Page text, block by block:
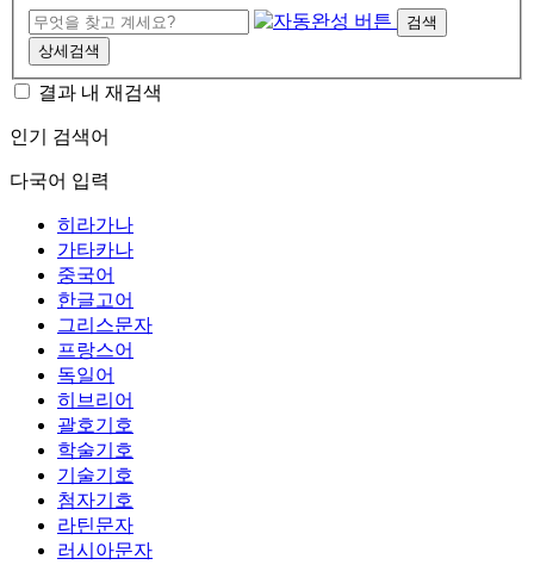
검색
상세검색
결과 내 재검색
인기 검색어
다국어 입력
히라가나
가타카나
중국어
한글고어
그리스문자
프랑스어
독일어
히브리어
괄호기호
학술기호
기술기호
첨자기호
라틴문자
러시아문자